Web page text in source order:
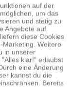
Aktiv
Inaktiv
Inaktiv
auf der
um das
und stetig zu
Angebote auf
diese Cookies
Marketing. Weitere
in unserer
klar!" erlaubst
eine Änderung
kannst du die
Bereits